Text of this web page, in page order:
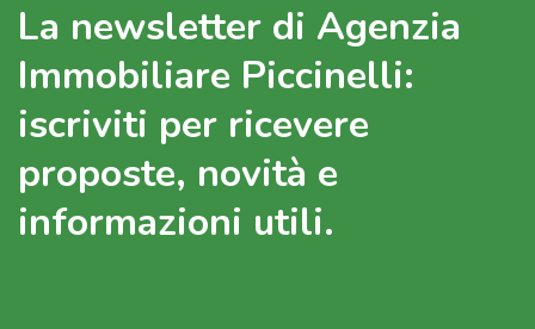
La newsletter di Agenzia
Immobiliare Piccinelli:
iscriviti per ricevere
proposte, novità e
informazioni utili.